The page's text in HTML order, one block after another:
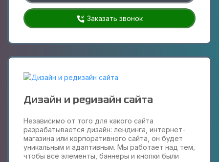
Заказать звонок
Дизайн и редизайн сайта
Независимо от того для какого сайта
разрабатывается дизайн: лендинга, интернет-
магазина или корпоративного сайта, он будет
уникальным и адаптивным. Мы работает над тем,
чтобы все элементы, баннеры и кнопки были